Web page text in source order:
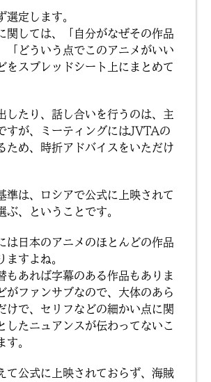
選定します。
関しては、「自分がなぜその作品
「どういう点でこのアニメがいい
をスプレッドシート上にまとめて
したり、話し合いを行うのは、主
すが、ミーティングにはJVTAの
ため、時折アドバイスをいただけ
準は、ロシアで公式に上映されて
ぶ、ということです。
は日本のアニメのほとんどの作品
ますよね。
もあれば字幕のある作品もありま
がファンサブなので、大体のあら
けで、セリフなどの細かい点に関
したニュアンスが伝わってないこ
す。
て公式に上映されておらず、海賊